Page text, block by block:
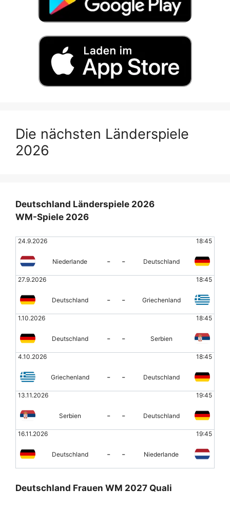
Die nächsten Länderspiele
2026
Deutschland Länderspiele 2026
WM-Spiele 2026
24.9.2026 18:45
Niederlande - - Deutschland
27.9.2026 18:45
Deutschland - - Griechenland
1.10.2026 18:45
Deutschland - - Serbien
4.10.2026 18:45
Griechenland - - Deutschland
13.11.2026 19:45
Serbien - - Deutschland
16.11.2026 19:45
Deutschland - - Niederlande
Deutschland Frauen WM 2027 Quali